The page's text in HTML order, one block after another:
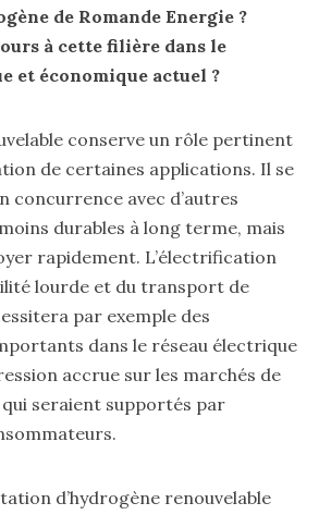
de Romande Energie ?
à cette filière dans le
et économique actuel ?
conserve un rôle pertinent
de certaines applications. Il se
concurrence avec d’autres
durables à long terme, mais
rapidement. L’électrification
lourde et du transport de
par exemple des
dans le réseau électrique
accrue sur les marchés de
seraient supportés par
d’hydrogène renouvelable